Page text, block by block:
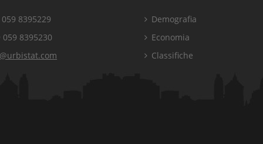
8395229
8395230
Demografia
Economia
Classifiche